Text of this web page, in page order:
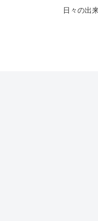
日々の出